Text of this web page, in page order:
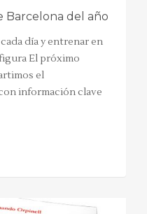
Barcelona del año
día y entrenar en
El próximo
el
información clave